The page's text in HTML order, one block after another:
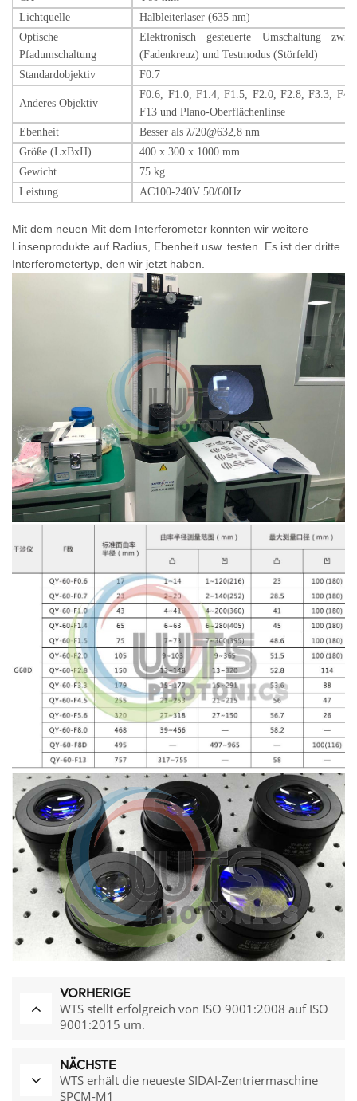
Lichtquelle
Halbleiterlaser (635 nm)
Optische
Pfadumschaltung
Elektronisch gesteuerte Umschaltung
(Fadenkreuz) und Testmodus (Störfeld)
Standardobjektiv
F0.7
Anderes Objektiv
F0.6, F1.0, F1.4, F1.5, F2.0, F2.8, F3.3,
F13 und Plano-Oberflächenlinse
Ebenheit
Besser als λ/20@632,8 nm
Größe (LxBxH)
400 x 300 x 1000 mm
Gewicht
75 kg
Leistung
AC100-240V 50/60Hz
Mit dem neuen Mit dem Interferometer konnten wir weitere
Linsenprodukte auf Radius, Ebenheit usw. testen. Es ist der dritte
Interferometertyp, den wir jetzt haben.
VORHERIGE
WTS stellt erfolgreich von ISO 9001:2008 auf ISO
9001:2015 um.
NÄCHSTE
WTS erhält die neueste SIDAI-Zentriermaschine
SPCM-M1